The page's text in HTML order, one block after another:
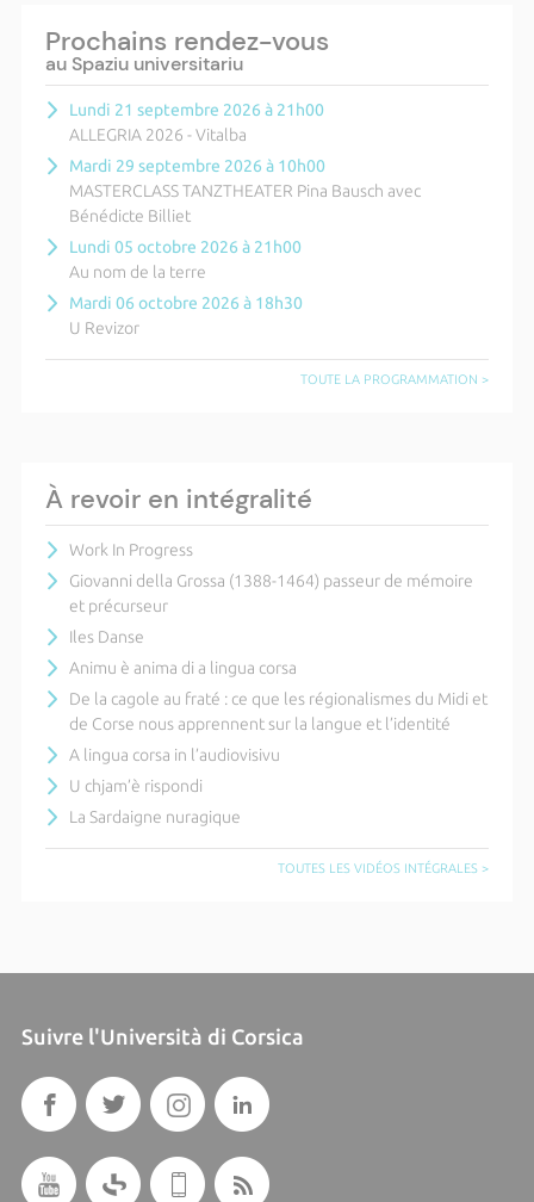
Prochains rendez-vous
au Spaziu universitariu
Lundi 21 septembre 2026 à 21h00
ALLEGRIA 2026 - Vitalba
Mardi 29 septembre 2026 à 10h00
MASTERCLASS TANZTHEATER Pina Bausch avec
Bénédicte Billiet
Lundi 05 octobre 2026 à 21h00
Au nom de la terre
Mardi 06 octobre 2026 à 18h30
U Revizor
TOUTE LA PROGRAMMATION >
À revoir en intégralité
Work In Progress
Giovanni della Grossa (1388-1464) passeur de mémoire
et précurseur
Iles Danse
Animu è anima di a lingua corsa
De la cagole au fraté : ce que les régionalismes du Midi et
de Corse nous apprennent sur la langue et l’identité
A lingua corsa in l’audiovisivu
U chjam’è rispondi
La Sardaigne nuragique
TOUTES LES VIDÉOS INTÉGRALES >
Suivre l'Università di Corsica